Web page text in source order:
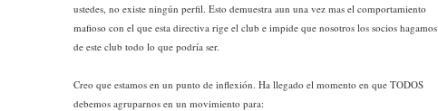
ustedes, no existe ningún perfil. Esto demuestra aun una vez mas el comportamiento
mafioso con el que esta directiva rige el club e impide que nosotros los socios hagamos
de este club todo lo que podría ser.
Creo que estamos en un punto de inflexión. Ha llegado el momento en que TODOS
debemos agruparnos en un movimiento para: